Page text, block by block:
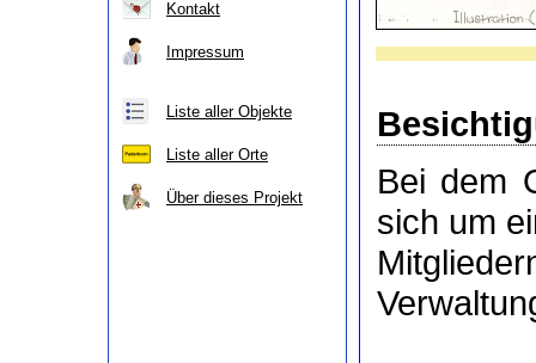
Kontakt
Impressum
Liste aller Objekte
Liste aller Orte
Über dieses Projekt
Bei dem
sich um